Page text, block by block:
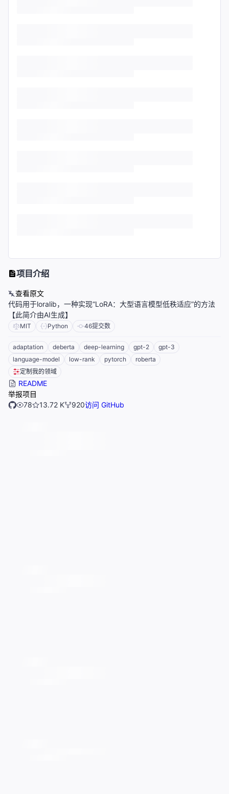
项目介绍
查看原文
代码用于loralib，一种实现“LoRA：大型语言模型低秩适应”的方法
【此简介由AI生成】
MIT Python 46提交数
adaptation deberta deep-learning gpt-2
gpt-3
language-model
low-rank pytorch
roberta
定制我的领域
README
举报项目
78
13.72 K 920访问 GitHub